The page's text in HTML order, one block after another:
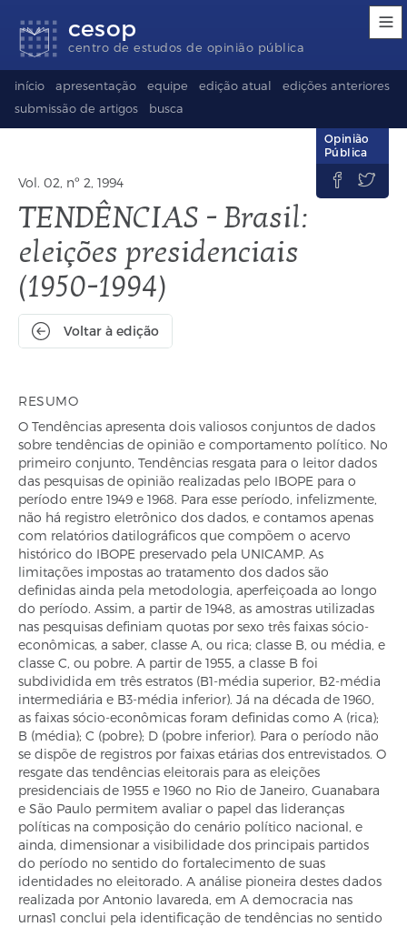
acessibilidade
para
conteúdo
para
rodapé
idioma
(Language
selection)
cesop
centro de estudos de opinião pública
início apresentação equipe edição atual
edições anteriores
submissão de artigos
busca
Vol. 02, nº 2, 1994
TENDÊNCIAS - Brasil:
eleições presidenciais
(1950-1994)
Voltar à edição
Opinião
Pública
 
RESUMO
O Tendências apresenta dois valiosos conjuntos de dados
sobre tendências de opinião e comportamento político. No
primeiro conjunto, Tendências resgata para o leitor dados
das pesquisas de opinião realizadas pelo IBOPE para o
período entre 1949 e 1968. Para esse período, infelizmente,
não há registro eletrônico dos dados, e contamos apenas
com relatórios datilográficos que compõem o acervo
histórico do IBOPE preservado pela UNICAMP. As
limitações impostas ao tratamento dos dados são
definidas ainda pela metodologia, aperfeiçoada ao longo
do período. Assim, a partir de 1948, as amostras utilizadas
nas pesquisas definiam quotas por sexo três faixas sócio-
econômicas, a saber, classe A, ou rica; classe B, ou média, e
classe C, ou pobre. A partir de 1955, a classe B foi
subdividida em três estratos (B1-média superior, B2-média
intermediária e B3-média inferior). Já na década de 1960,
as faixas sócio-econômicas foram definidas como A (rica);
B (média); C (pobre); D (pobre inferior). Para o período não
se dispõe de registros por faixas etárias dos entrevistados. O
resgate das tendências eleitorais para as eleições
presidenciais de 1955 e 1960 no Rio de Janeiro, Guanabara
e São Paulo permitem avaliar o papel das lideranças
políticas na composição do cenário político nacional, e
ainda, dimensionar a visibilidade dos principais partidos
do período no sentido do fortalecimento de suas
identidades no eleitorado. A análise pioneira destes dados
realizada por Antonio lavareda, em A democracia nas
urnas1 conclui pela identificação de tendências no sentido